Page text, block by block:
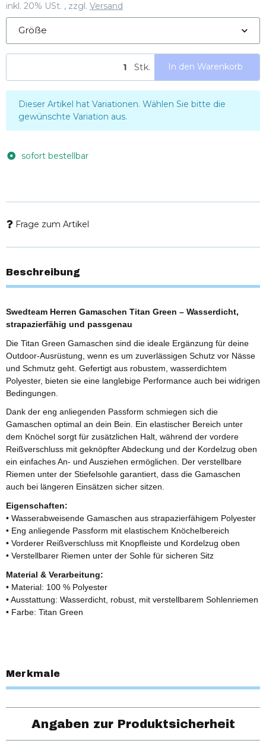
inkl. 20% USt. , zzgl. Versand
Größe
Stk. In den Warenkorb
xDieser Artikel hat Variationen. Wählen Sie bitte die
gewünschte Variation aus.
sofort bestellbar
Frage zum Artikel
Beschreibung
Swedteam Herren Gamaschen Titan Green – Wasserdicht,
strapazierfähig und passgenau
Die Titan Green Gamaschen sind die ideale Ergänzung für deine
Outdoor-Ausrüstung, wenn es um zuverlässigen Schutz vor Nässe
und Schmutz geht. Gefertigt aus robustem, wasserdichtem
Polyester, bieten sie eine langlebige Performance auch bei widrigen
Bedingungen.
Dank der eng anliegenden Passform schmiegen sich die
Gamaschen optimal an dein Bein. Ein elastischer Bereich unter
dem Knöchel sorgt für zusätzlichen Halt, während der vordere
Reißverschluss mit geknöpfter Abdeckung und der Kordelzug oben
ein einfaches An- und Ausziehen ermöglichen. Der verstellbare
Riemen unter der Stiefelsohle garantiert, dass die Gamaschen
auch bei längeren Einsätzen sicher sitzen.
Eigenschaften:
• Wasserabweisende Gamaschen aus strapazierfähigem Polyester
• Eng anliegende Passform mit elastischem Knöchelbereich
• Vorderer Reißverschluss mit Knopfleiste und Kordelzug oben
• Verstellbarer Riemen unter der Sohle für sicheren Sitz
Material & Verarbeitung:
• Material: 100 % Polyester
• Ausstattung: Wasserdicht, robust, mit verstellbarem Sohlenriemen
• Farbe: Titan Green
Merkmale
Angaben zur Produktsicherheit